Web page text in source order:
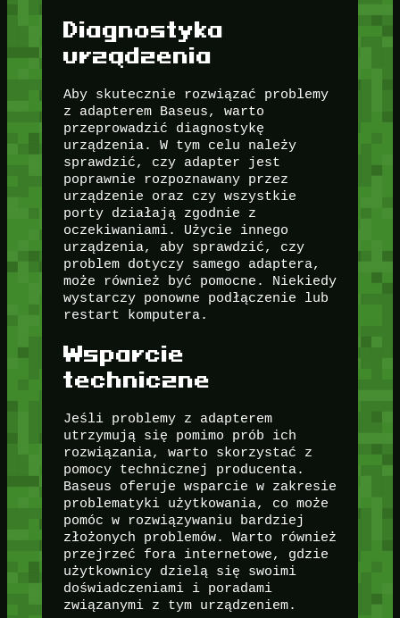
Diagnostyka
urządzenia
Aby skutecznie rozwiązać problemy
z adapterem Baseus, warto
przeprowadzić diagnostykę
urządzenia. W tym celu należy
sprawdzić, czy adapter jest
poprawnie rozpoznawany przez
urządzenie oraz czy wszystkie
porty działają zgodnie z
oczekiwaniami. Użycie innego
urządzenia, aby sprawdzić, czy
problem dotyczy samego adaptera,
może również być pomocne. Niekiedy
wystarczy ponowne podłączenie lub
restart komputera.
Wsparcie
techniczne
Jeśli problemy z adapterem
utrzymują się pomimo prób ich
rozwiązania, warto skorzystać z
pomocy technicznej producenta.
Baseus oferuje wsparcie w zakresie
problematyki użytkowania, co może
pomóc w rozwiązywaniu bardziej
złożonych problemów. Warto również
przejrzeć fora internetowe, gdzie
użytkownicy dzielą się swoimi
doświadczeniami i poradami
związanymi z tym urządzeniem.